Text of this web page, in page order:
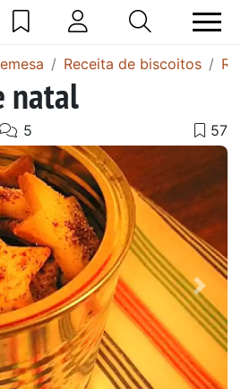
Receita de biscoitos
natal
Next